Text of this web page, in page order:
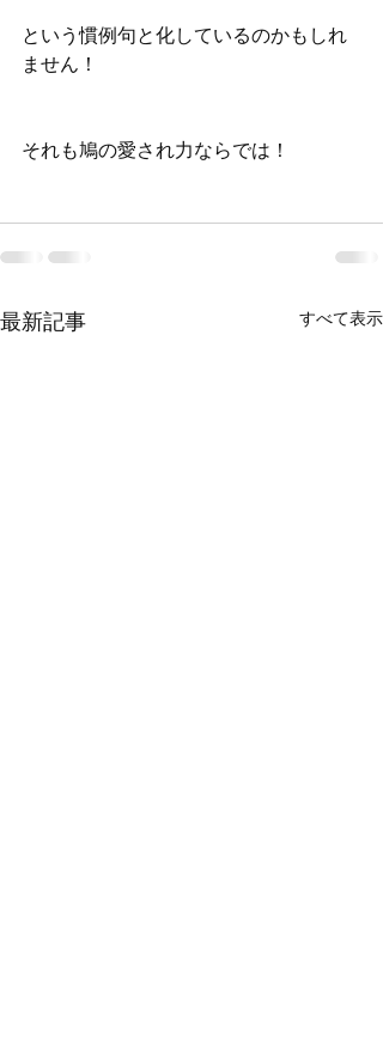
という慣例句と化しているのかもしれ
ません！
それも鳩の愛され力ならでは！
最新記事 すべて表示